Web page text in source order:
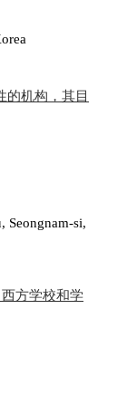
的机构，其目
Seongnam-si,
方学校和学